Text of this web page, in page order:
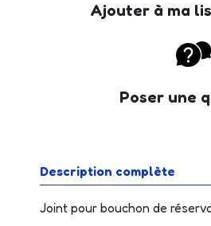
Ajouter à ma
Poser une
Description complète
Joint pour bouchon de